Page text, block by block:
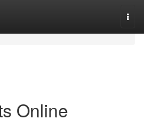
Online